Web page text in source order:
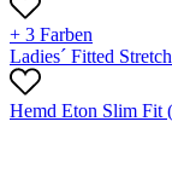
+ 3 Farben
Ladies´ Fitted
Hemd Eton Slim Fit